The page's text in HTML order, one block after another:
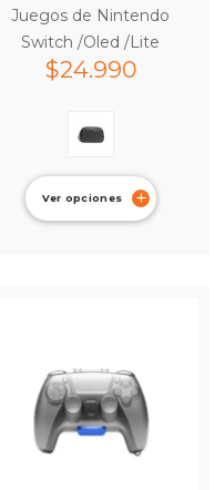
Juegos de Nintendo
Switch /Oled /Lite
$24.990
Ver opciones